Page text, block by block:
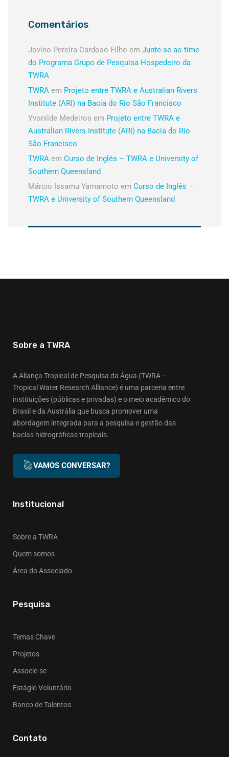
Comentários
Jovino Pereira Cardoso Filho em Junte-se ao time
do Programa Grupo de Pesquisa Hospedeiro da
TWRA
TWRA em Projeto entre TWRA e Australian Rivers
Institute (ARI) na Bacia do Rio São Francisco
Yvonilde Medeiros em Projeto entre TWRA e
Australian Rivers Institute (ARI) na Bacia do Rio
São Francisco
TWRA em Curso de Inglês – TWRA e University of
Southern Queensland
Márcio Issamu Yamamoto em Curso de Inglês –
TWRA e University of Southern Queensland
Sobre a TWRA
A Aliança Tropical de Pesquisa da Água (TWRA –
Tropical Water Research Alliance) é uma parceria entre
instituições (públicas e privadas) e o meio acadêmico do
Brasil e da Austrália que busca promover uma
abordagem integrada para a pesquisa e gestão das
bacias hidrográficas tropicais.
VAMOS CONVERSAR?
Institucional
Sobre a TWRA
Quem somos
Área do Associado
Pesquisa
Temas Chave
Projetos
Associe-se
Estágio Voluntário
Banco de Talentos
Contato